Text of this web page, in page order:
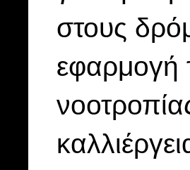
στους
εφαρμογή